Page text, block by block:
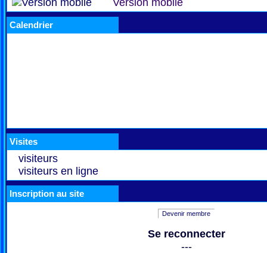
Version mobile
Calendrier
Visites
visiteurs
visiteurs en ligne
Inscription au site
Devenir membre
Se reconnecter
---